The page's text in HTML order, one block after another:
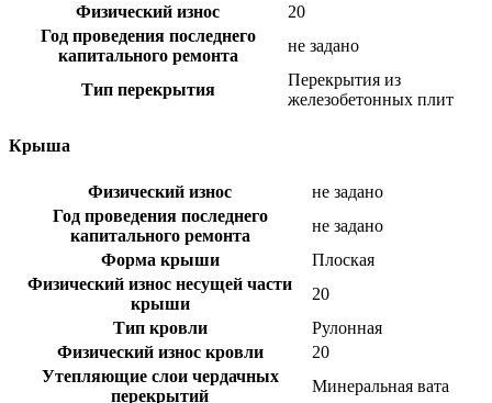
Физический износ
20
Год проведения последнего
капитального ремонта
не задано
Тип перекрытия
Перекрытия из
железобетонных плит
Крыша
Физический износ
не задано
Год проведения последнего
капитального ремонта
не задано
Форма крыши
Плоская
Физический износ несущей части
крыши
20
Тип кровли
Рулонная
Физический износ кровли
20
Утепляющие слои чердачных
перекрытий
Минеральная вата